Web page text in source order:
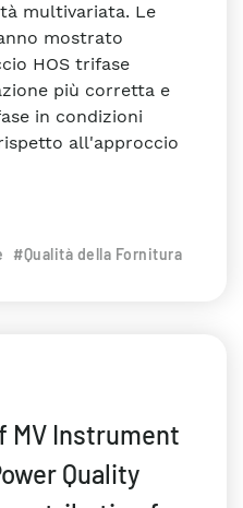
multivariata. Le
mostrato
HOS trifase
più corretta e
in condizioni
all'approccio
#Qualità della Fornitura
MV Instrument
Quality